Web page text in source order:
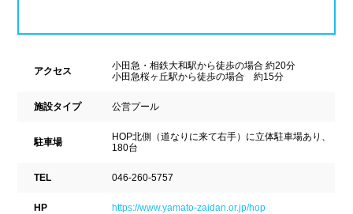
アクセス
小田急・相鉄大和駅から徒歩の場合 約20分
小田急桜ヶ丘駅から徒歩の場合 約15分
施設タイプ 公営プール
駐車場
HOP北側（道なりに来て右手）に立体駐車場あり、
180台
TEL 046-260-5757
HP https://www.yamato-zaidan.or.jp/hop
富山県 石川県
東海
ホテル 学校施設
スパリゾート
ジャグジー 採暖室